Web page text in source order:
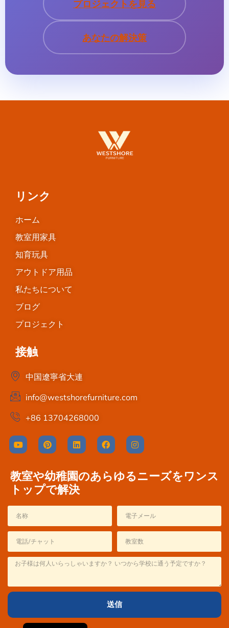
プロジェクトを見る
あなたの解決策
リンク
ホーム
教室用家具
知育玩具
アウトドア用品
私たちについて
ブログ
プロジェクト
接触
中国遼寧省大連
info@westshorefurniture.com
+86 13704268000
教室や幼稚園のあらゆるニーズをワンス
トップで解決
送信
English
Italian
Spanish
French